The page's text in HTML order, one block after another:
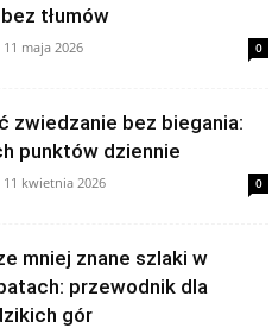
tłumów
11 maja 2026 0
zwiedzanie bez biegania:
punktów dziennie
11 kwietnia 2026 0
mniej znane szlaki w
przewodnik dla
gór